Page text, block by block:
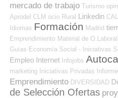
mercado de trabajo Turismo
Aprodel CLM ocio Rural Linkedin
Idiomas Formación Madrid
Emprendimiento Material de O.Laboral
Guías Economía Social - Iniciativas
Empleo Internet Infojobs
marketing Iniciativas Privadas
Emprendimiento DIVERSIDAD
de Selección Ofertas